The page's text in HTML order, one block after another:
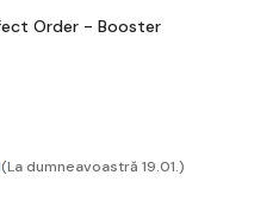
Order - Booster
(La dumneavoastră 19.01.)